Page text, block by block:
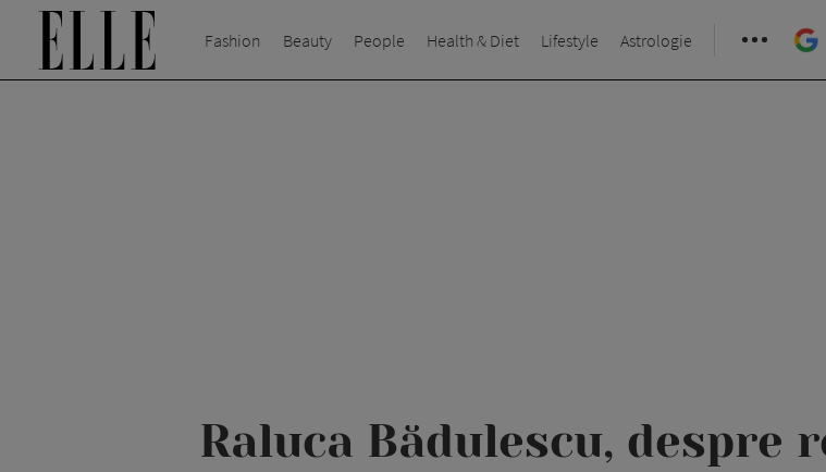
Fashion Beauty People Health & Diet Lifestyle Astrologie
Raluca Bădulescu, despre